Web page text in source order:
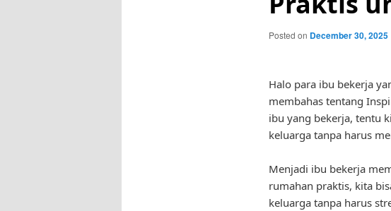
Posted on December 30, 2025
Halo para ibu bekerja
membahas tentang
ibu yang bekerja, tentu
keluarga tanpa harus
Menjadi ibu bekerja
rumahan praktis, kita
keluarga tanpa harus